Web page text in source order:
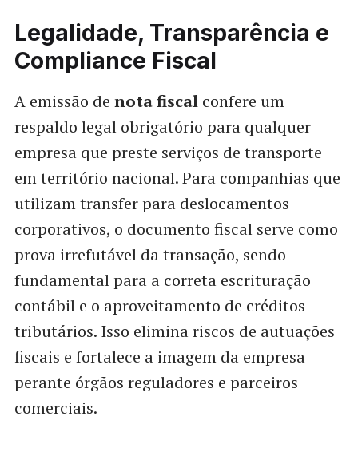
Legalidade, Transparência e
Compliance Fiscal
A emissão de nota fiscalconfere um
respaldo legal obrigatório para qualquer
empresa que preste serviços de transporte
em território nacional. Para companhias que
utilizam transfer para deslocamentos
corporativos, o documento fiscal serve como
prova irrefutável da transação, sendo
fundamental para a correta escrituração
contábil e o aproveitamento de créditos
tributários. Isso elimina riscos de autuações
fiscais e fortalece a imagem da empresa
perante órgãos reguladores e parceiros
comerciais.